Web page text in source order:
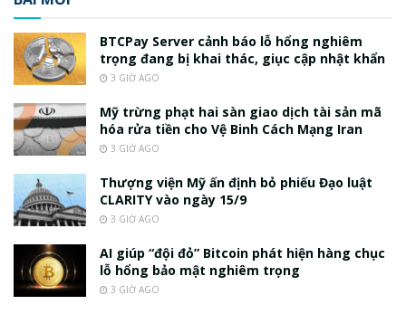
BTCPay Server cảnh báo lỗ hổng nghiêm
trọng đang bị khai thác, giục cập nhật khẩn
3 GIỜ AGO
Mỹ trừng phạt hai sàn giao dịch tài sản mã
hóa rửa tiền cho Vệ Binh Cách Mạng Iran
3 GIỜ AGO
Thượng viện Mỹ ấn định bỏ phiếu Đạo luật
CLARITY vào ngày 15/9
3 GIỜ AGO
AI giúp “đội đỏ” Bitcoin phát hiện hàng chục
lỗ hổng bảo mật nghiêm trọng
3 GIỜ AGO